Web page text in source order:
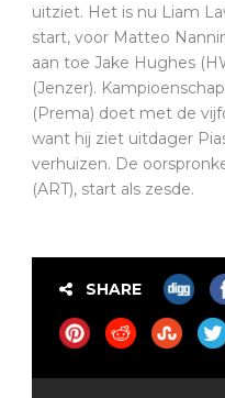
uitziet. Het is nu Liam
start, voor Matteo
aan toe Jake Hughes
(Jenzer).
(Prema) doet met de
want hij ziet uitdager
verhuizen. De
(ART), start als zesde.
SHARE